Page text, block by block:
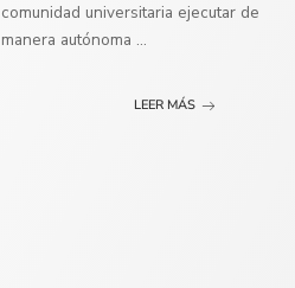
comunidad universitaria ejecutar de
manera autónoma ...
LEER MÁS